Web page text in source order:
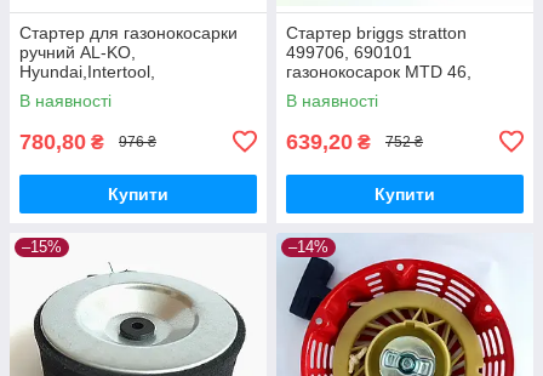
Стартер для газонокосарки
ручний AL-KO,
Hyundai,Intertool,
NAC,VITALS, ПріТОН,Iron
Angel,Einhell
В наявності
780,80 ₴ 976 ₴
Купити
Стартер briggs stratton
499706, 690101
газонокосарок MTD 46,
Viking, ALKO
В наявності
639,20 ₴ 752 ₴
Купити
–15% –14%